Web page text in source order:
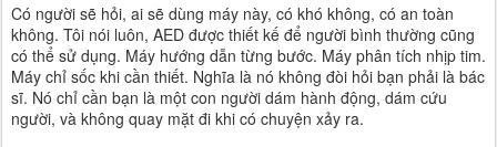
Có người sẽ hỏi, ai sẽ dùng máy này, có khó không, có an toàn
không. Tôi nói luôn, AED được thiết kế để người bình thường cũng
có thể sử dụng. Máy hướng dẫn từng bước. Máy phân tích nhịp tim.
Máy chỉ sốc khi cần thiết. Nghĩa là nó không đòi hỏi bạn phải là bác
sĩ. Nó chỉ cần bạn là một con người dám hành động, dám cứu
người, và không quay mặt đi khi có chuyện xảy ra.